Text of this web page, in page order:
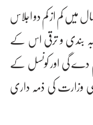
میں کم از کم دو اجلاس
بندی و ترقی اس کے
دے گی اور کونسل کے
وزارت کی ذمہ داری